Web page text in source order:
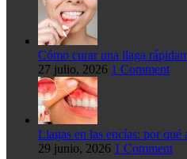
Cómo curar una llaga
27 julio, 2026 1 Comment
Llagas en las encías: por qué
29 junio, 2026 1 Comment